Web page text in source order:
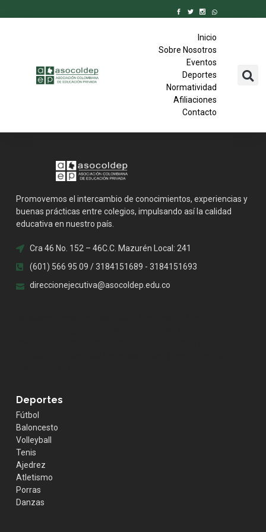
Inicio
Sobre Nosotros
Eventos
Deportes
Normatividad
Afiliaciones
Contacto
Promovemos el intercambio de conocimientos, experiencias y
buenas prácticas entre colegios, impulsando así la calidad
educativa en nuestro país.
Cra 46 No. 152 – 46C.C. Mazurén Local: 241
(601) 566 95 09 / 3184151689 - 3184151693
direccionejecutiva@asocoldep.edu.co
Deportes
Fútbol
Baloncesto
Volleyball
Tenis
Ajedrez
Atletismo
Porras
Danzas